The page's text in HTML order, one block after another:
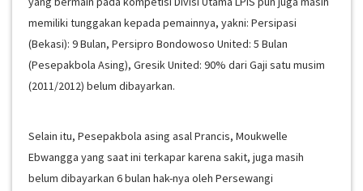
memiliki tunggakan kepada pemainnya, yakni: Persipasi
(Bekasi): 9 Bulan, Persipro Bondowoso United: 5 Bulan
(Pesepakbola Asing), Gresik United: 90% dari Gaji satu musim
(2011/2012) belum dibayarkan.
Selain itu, Pesepakbola asing asal Prancis, Moukwelle
Ebwangga yang saat ini terkapar karena sakit, juga masih
belum dibayarkan 6 bulan hak-nya oleh Persewangi